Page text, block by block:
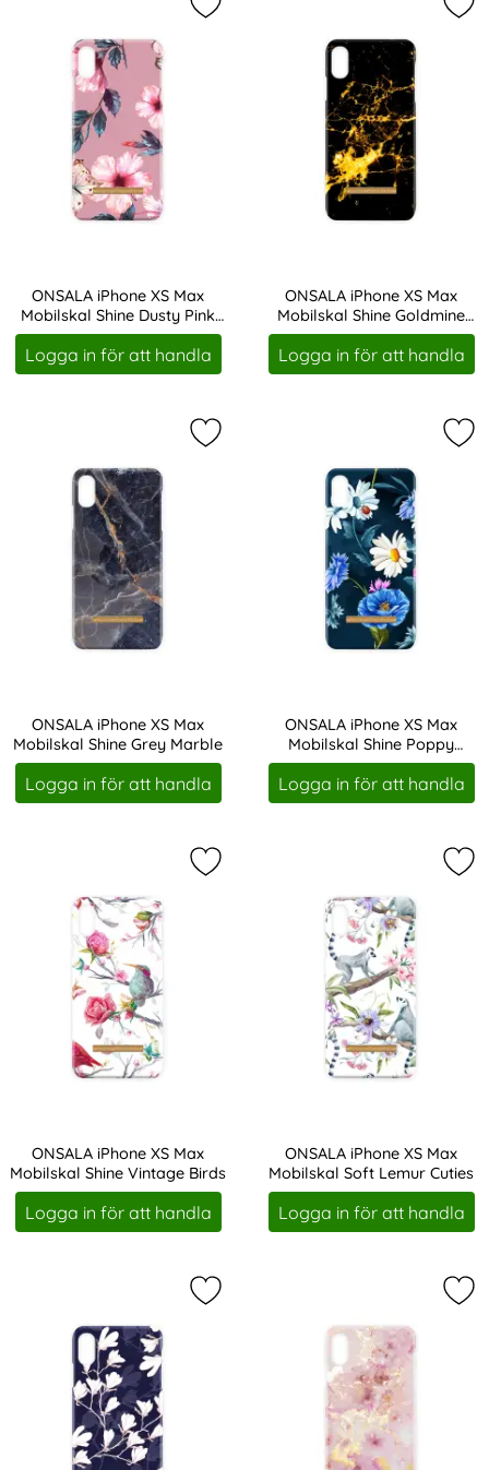
ONSALA iPhone XS Max
Mobilskal Shine Dusty Pink
viol
Art. nr 207619
Logga in för att handla
Markera oNSALA iPhone XS Max
ONSALA iPhone XS Max
Mobilskal Shine Goldmine
Marble
Art. nr 207621
Logga in för att handla
ONSALA iPhone XS Max
Mobilskal Shine Grey Marble
Art. nr 207626
Logga in för att handla
Markera oNSALA iPhone XS Max
ONSALA iPhone XS Max
Mobilskal Shine Poppy
Chamomile
Art. nr 207631
Logga in för att handla
ONSALA iPhone XS Max
Mobilskal Shine Vintage Birds
Art. nr 207636
Logga in för att handla
Markera oNSALA iPhone XS Max
ONSALA iPhone XS Max
Mobilskal Soft Lemur Cuties
Art. nr 207640
Logga in för att handla
Markera oNSALA iPhone XS Max